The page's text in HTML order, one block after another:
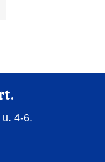
4-6.